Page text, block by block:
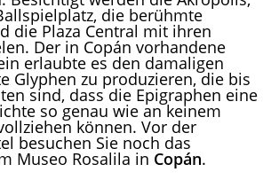
die berühmte
die Plaza Central mit ihren
Der in Copán vorhandene
erlaubte es den damaligen
Glyphen zu produzieren, die bis
sind, dass die Epigraphen eine
so genau wie an keinem
können. Vor der
besuchen Sie noch das
Museo Rosalila in Copán.